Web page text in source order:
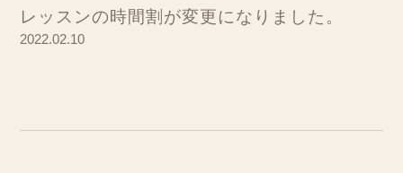
レッスンの時間割が変更になりました。
2022.02.10